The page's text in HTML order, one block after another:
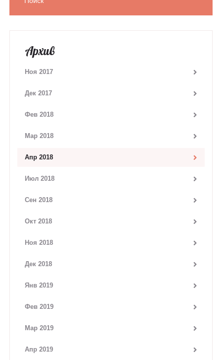
Архив
Ноя 2017
Дек 2017
Фев 2018
Мар 2018
Апр 2018
Июл 2018
Сен 2018
Окт 2018
Ноя 2018
Дек 2018
Янв 2019
Фев 2019
Мар 2019
Апр 2019